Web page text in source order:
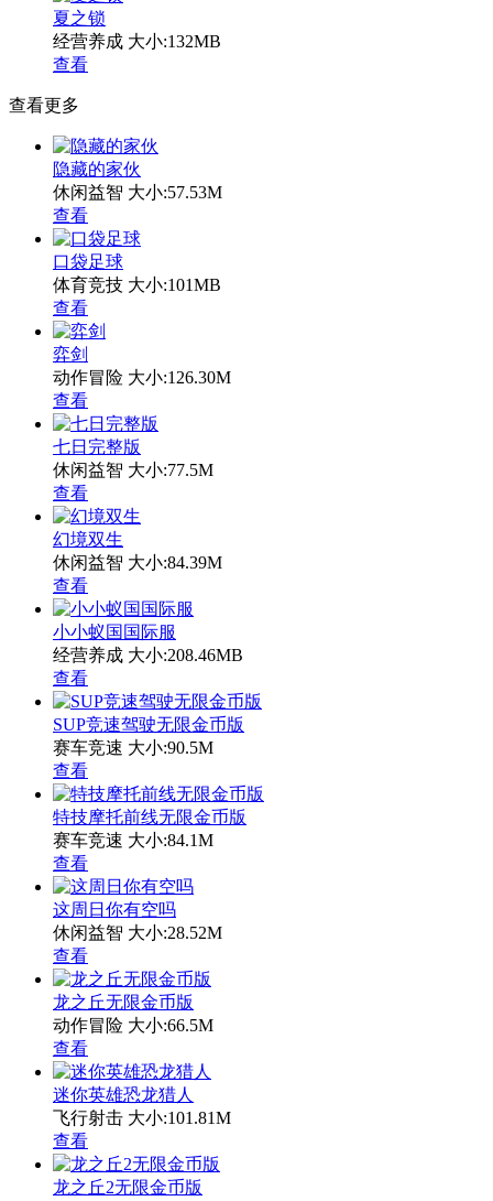
夏之锁
经营养成 大小:132MB
查看
查看更多
隐藏的家伙
休闲益智 大小:57.53M
查看
口袋足球
体育竞技 大小:101MB
查看
弈剑
动作冒险 大小:126.30M
查看
七日完整版
休闲益智 大小:77.5M
查看
幻境双生
休闲益智 大小:84.39M
查看
小小蚁国国际服
经营养成 大小:208.46MB
查看
SUP竞速驾驶无限金币版
赛车竞速 大小:90.5M
查看
特技摩托前线无限金币版
赛车竞速 大小:84.1M
查看
这周日你有空吗
休闲益智 大小:28.52M
查看
龙之丘无限金币版
动作冒险 大小:66.5M
查看
迷你英雄恐龙猎人
飞行射击 大小:101.81M
查看
龙之丘2无限金币版